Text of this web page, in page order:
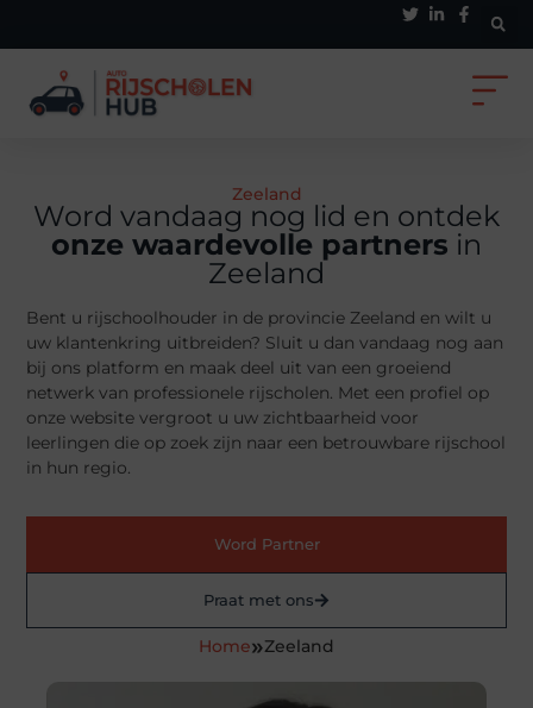
Zeeland
Word vandaag nog lid en ontdek
onze waardevolle partners in
Zeeland
Bent u rijschoolhouder in de provincie Zeeland en wilt u
uw klantenkring uitbreiden? Sluit u dan vandaag nog aan
bij ons platform en maak deel uit van een groeiend
netwerk van professionele rijscholen. Met een profiel op
onze website vergroot u uw zichtbaarheid voor
leerlingen die op zoek zijn naar een betrouwbare rijschool
in hun regio.
Word Partner
Praat met ons
Home»Zeeland